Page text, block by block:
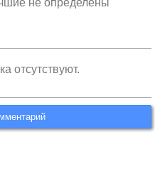
не определены
отсутствуют.